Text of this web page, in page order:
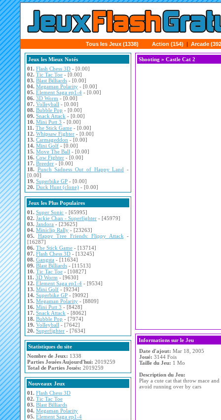
Tous les Jeux (1338) Action (154) | Arcade
Jeux les Mieux Notés
01. Flash Chess 3D - [0.00]
02. Tic Tac Toe - [0.00]
03. Blast Billiards - [0.00]
04. Megaman Polarity - [0.00]
05. Element Saga ep1-4 - [0.00]
06. 3D Worm - [0.00]
07. Volleyball - [0.00]
08. Bubble Pop - [0.00]
09. Snack Attack - [0.00]
10. Mini Putt 3 - [0.00]
11. The Stick Game - [0.00]
12. Whipsaw Fighter - [0.00]
13. Carmageddon - [0.00]
14. Mini Golf - [0.00]
15. Move The Ball - [0.00]
16. Cow Fighter - [0.00]
17. Breeder - [0.00]
18. Punch Sadness Out of Happy Land -
[0.00]
19. Superbike GP - [0.00]
20. Duck Hunt (clone) - [0.00]
Jeux les Plus Populaires
01. Super Sonic - [65995]
02. Jackie Chan - Superfighter - [45979]
03. Jandora - [23625]
04. Miniclip Rally - [23263]
05.
Happy Tree Friends: Flippy Attack -
[16287]
06. The Stick Game - [13714]
07. Flash Chess 3D - [13245]
08. Gangsta - [11634]
09. Blast Billiards - [11513]
10. Tic Tac Toe - [10827]
11. 3D Worm - [9630]
12. Element Saga ep1-4 - [9534]
13. Mini Golf - [9234]
14. Superbike GP - [9092]
15. Megaman Polarity - [8809]
16. Mini Putt 3 - [8428]
17. Snack Attack - [8062]
18. Bubble Pop - [7974]
19. Volleyball - [7642]
20. Superfighter - [7634]
Statistiques du site
Nombre de Jeux: 1338
Parties Jouées Aujourd'hui: 2019259
Total de Parties Joués: 2019259
Nouveaux Jeux
01. Flash Chess 3D
02. Tic Tac Toe
03. Blast Billiards
04. Megaman Polarity
05. Element Saga ep1-4
Shooting » Castle Cat 2
Informations sur le Jeu
Date d'ajout: Mar 18, 2005
Joué: 3144 Fois
Taille du Jeu: 1 Mo
Description du Jeu:
Play a cute cat that throw mace
avoid running over by cars